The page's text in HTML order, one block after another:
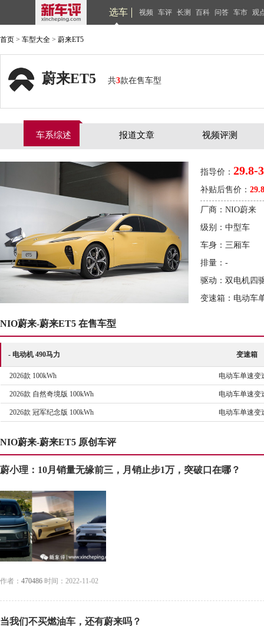
选车 视频 车评 长测 百科 问答 车市 观
首页 > 车型大全 > 蔚来ET5
蔚来ET5 共3款在售车型
车系综述 报道文章 视频评测
指导价： 29.8-
补贴后售价：
厂商：NIO蔚来
级别：中型车
车身：三厢车
排量：-
驱动：双电机四
变速箱：电动车
NIO蔚来-蔚来ET5 在售车型
- 电动机 490马力 变速箱
2026款 100kWh 电动车单速变
2026款 自然奇境版 100kWh 电动车单速变
2026款 冠军纪念版 100kWh 电动车单速变
NIO蔚来-蔚来ET5 原创车评
蔚小理：10月销量无缘前三，月销止步1万，突破口在哪？
作者： 470486 时间：2022-11-02
当我们不买燃油车，还有蔚来吗？